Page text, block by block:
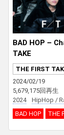
BAD HOP –
TAKE
THE FIRST
2024/02/19
5,679,175回再生
2024
HipHop /
BAD HOP
THE